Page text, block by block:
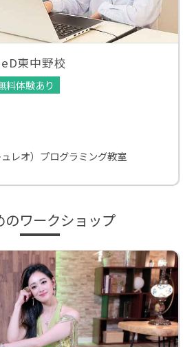
東中野校
料体験あり
レオ）プログラミング教室
のワークショップ